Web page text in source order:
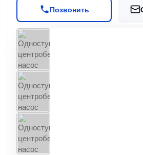
Позвонить